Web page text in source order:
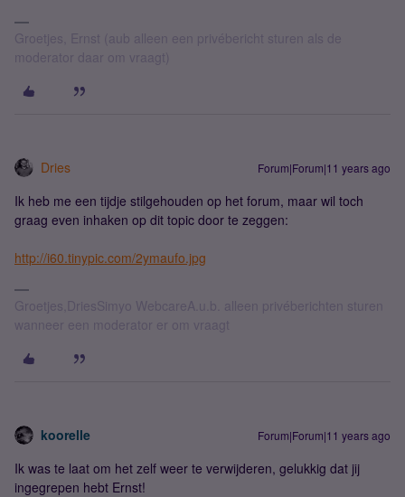
Groetjes, Ernst (aub alleen een privébericht sturen als de
moderator daar om vraagt)
Dries Forum|Forum|11 years ago
Ik heb me een tijdje stilgehouden op het forum, maar wil toch
graag even inhaken op dit topic door te zeggen:
http://i60.tinypic.com/2ymaufo.jpg
Groetjes,DriesSimyo WebcareA.u.b. alleen privéberichten sturen
wanneer een moderator er om vraagt
koorelle Forum|Forum|11 years ago
Ik was te laat om het zelf weer te verwijderen, gelukkig dat jij
ingegrepen hebt Ernst!